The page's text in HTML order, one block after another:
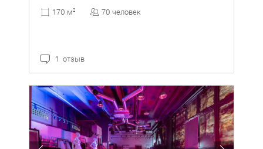
170 м2 70 человек
1 отзыв